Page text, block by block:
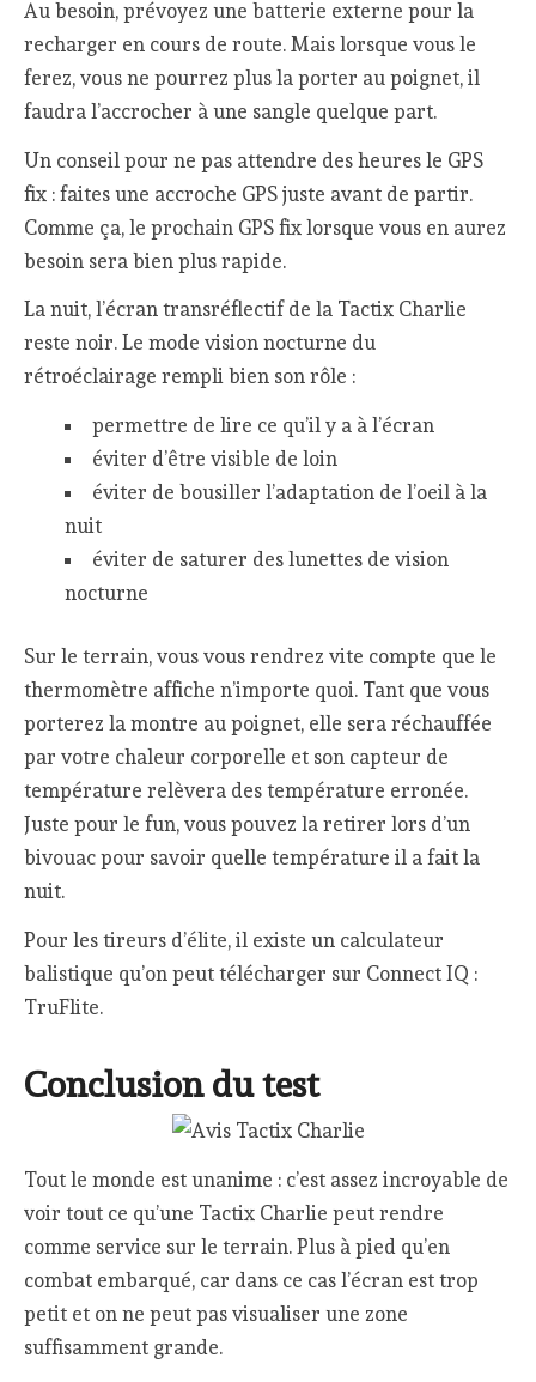
Au besoin, prévoyez une batterie externe pour la
recharger en cours de route. Mais lorsque vous le
ferez, vous ne pourrez plus la porter au poignet, il
faudra l’accrocher à une sangle quelque part.
Un conseil pour ne pas attendre des heures le GPS
fix : faites une accroche GPS juste avant de partir.
Comme ça, le prochain GPS fix lorsque vous en aurez
besoin sera bien plus rapide.
La nuit, l’écran transréflectif de la Tactix Charlie
reste noir. Le mode vision nocturne du
rétroéclairage rempli bien son rôle :
permettre de lire ce qu’il y a à l’écran
éviter d’être visible de loin
éviter de bousiller l’adaptation de l’oeil à la
nuit
éviter de saturer des lunettes de vision
nocturne
Sur le terrain, vous vous rendrez vite compte que le
thermomètre affiche n’importe quoi. Tant que vous
porterez la montre au poignet, elle sera réchauffée
par votre chaleur corporelle et son capteur de
température relèvera des température erronée.
Juste pour le fun, vous pouvez la retirer lors d’un
bivouac pour savoir quelle température il a fait la
nuit.
Pour les tireurs d’élite, il existe un calculateur
balistique qu’on peut télécharger sur Connect IQ :
TruFlite.
Conclusion du test
Tout le monde est unanime : c’est assez incroyable de
voir tout ce qu’une Tactix Charlie peut rendre
comme service sur le terrain. Plus à pied qu’en
combat embarqué, car dans ce cas l’écran est trop
petit et on ne peut pas visualiser une zone
suffisamment grande.